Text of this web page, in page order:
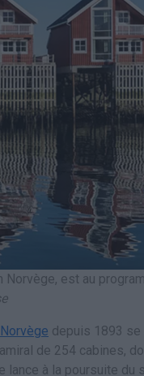
est au
Norvège depuis 1893
de 254 cabines,
à la poursuite du